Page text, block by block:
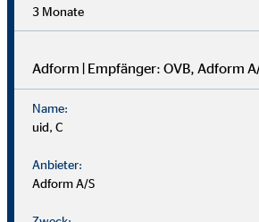
3 Monate
Adform | Empfänger: OVB, Adform
Name:
uid, C
Anbieter:
Adform A/S